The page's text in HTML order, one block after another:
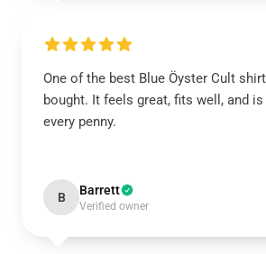
One of the best Blue Öyster Cult
bought. It feels great, fits well, and
every penny.
B Barrett
Verified owner